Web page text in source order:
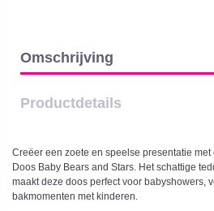
Omschrijving
Productdetails
Creëer een zoete en speelse presentatie
Doos Baby Bears and Stars. Het schattige
maakt deze doos perfect voor babyshowers,
bakmomenten met kinderen.